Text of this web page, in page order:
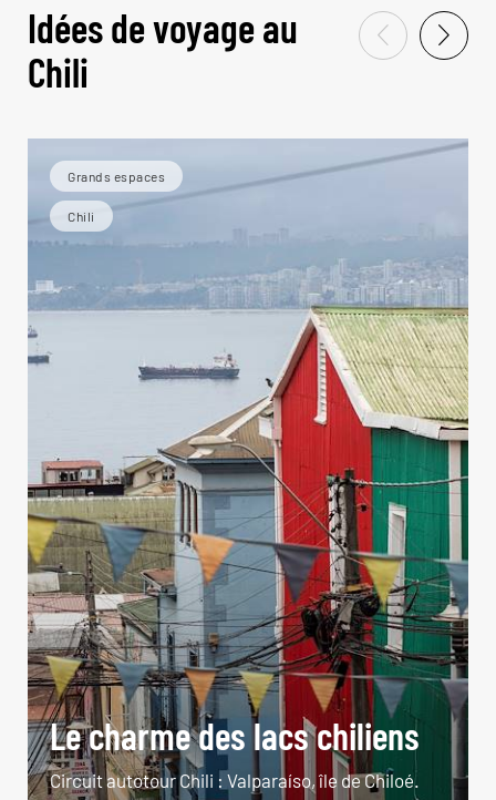
Idées de voyage au
Chili
Grands espaces
Chili
Le charme des lacs chiliens
Circuit autotour Chili : Valparaíso, île de Chiloé.